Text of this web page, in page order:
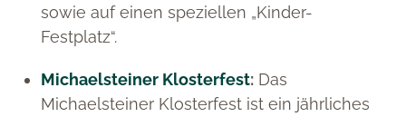
sowie auf einen speziellen „Kinder-
Festplatz“.
Michaelsteiner Klosterfest: Das
Michaelsteiner Klosterfest ist ein jährliches